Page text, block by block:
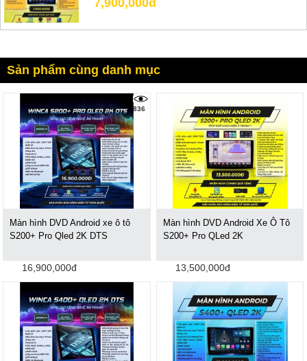
7,900,000đ
Sản phẩm cùng danh mục
836
Màn hình DVD Android xe ô tô
S200+ Pro Qled 2K DTS
16,900,000đ
Màn hình DVD Android Xe Ô Tô
S200+ Pro QLed 2K
13,500,000đ